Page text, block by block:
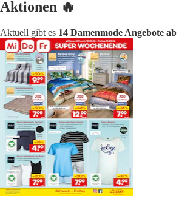
Aktionen 🔥
Aktuell gibt es 14 Damenmode Angebote ab